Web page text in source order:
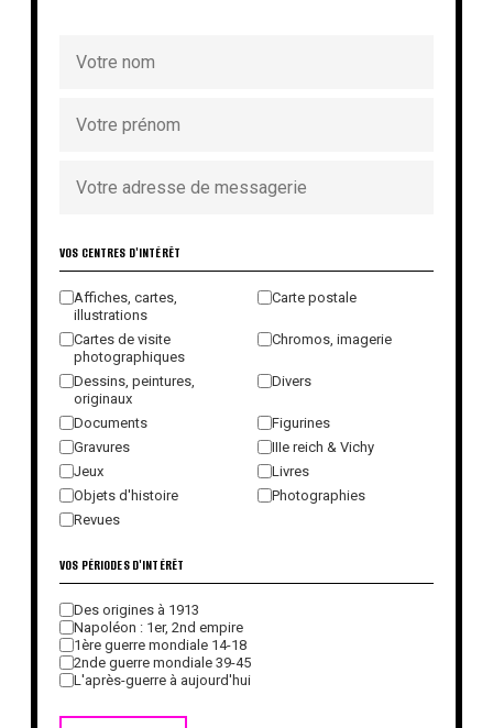
VOS CENTRES D'INTÉRÊT
Affiches, cartes,
illustrations
Carte postale
Cartes de visite
photographiques
Chromos, imagerie
Dessins, peintures,
originaux
Divers
Documents
Figurines
Gravures
IIIe reich & Vichy
Jeux
Livres
Objets d'histoire
Photographies
Revues
VOS PÉRIODES D'INTÉRÊT
Des origines à 1913
Napoléon : 1er, 2nd empire
1ère guerre mondiale 14-18
2nde guerre mondiale 39-45
L'après-guerre à aujourd'hui